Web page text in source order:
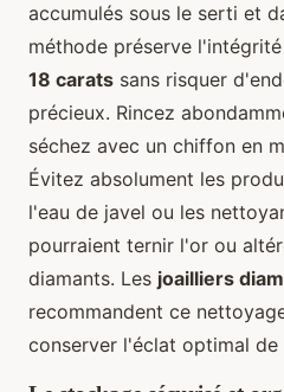
accumulés sous le serti et
méthode préserve
18 carats sans risquer
précieux. Rincez
séchez avec un chiffon en
Évitez absolument les
l'eau de javel ou les
pourraient ternir l'or ou
diamants. Les joailliers
recommandent ce
conserver l'éclat optimal